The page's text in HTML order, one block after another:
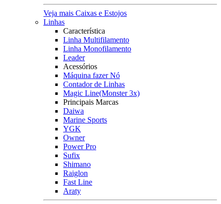
Veja mais Caixas e Estojos
Linhas
Característica
Linha Multifilamento
Linha Monofilamento
Leader
Acessórios
Máquina fazer Nó
Contador de Linhas
Magic Line(Monster 3x)
Principais Marcas
Daiwa
Marine Sports
YGK
Owner
Power Pro
Sufix
Shimano
Raiglon
Fast Line
Araty